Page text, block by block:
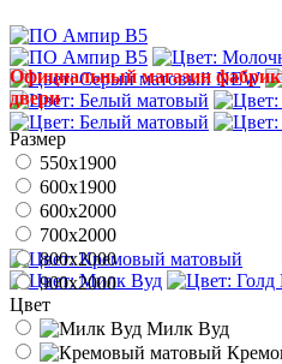
Официальный магазин
двери
Размер
550x1900
600x1900
600x2000
700x2000
800x2000
900x2000
Цвет
Милк Вуд